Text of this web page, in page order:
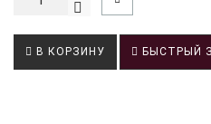
В КОРЗИНУ БЫСТРЫЙ